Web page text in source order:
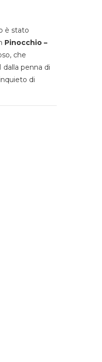
è stato
Pinocchio –
che
penna di
di